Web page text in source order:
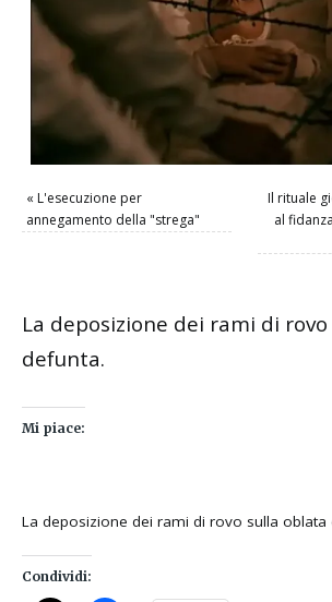
« L'esecuzione per
annegamento della "strega"
Il rituale
al
La deposizione dei rami di
defunta.
Mi piace:
La deposizione dei rami di rovo sulla oblata
Condividi: